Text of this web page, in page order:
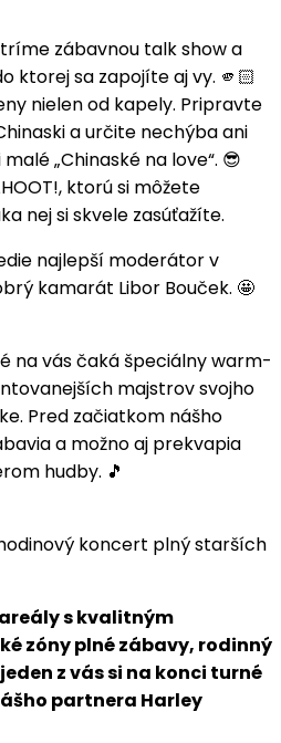
zábavnou talk show a
ktorej sa zapojíte aj vy. 🫵🏻
nielen od kapely. Pripravte
a určite nechýba ani
„Chinaské na love“. 😎
ktorú si môžete
nej si skvele zasúťažíte.
najlepší moderátor v
kamarát Libor Bouček. 🤩
na vás čaká špeciálny warm-
majstrov svojho
Pred začiatkom nášho
a možno aj prekvapia
hudby. 🎵
koncert plný starších
s kvalitným
zóny plné zábavy, rodinný
z vás si na konci turné
partnera Harley